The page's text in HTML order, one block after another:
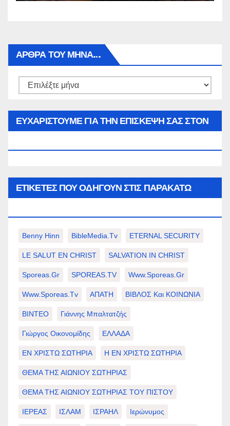
ΑΡΘΡΑ ΤΟΥ ΜΉΝΑ…
Αρθρα
ΕΥΧΑΡΙΣΤΟΥΜΕ ΓΙΑ ΤΗΝ ΕΠΙΣΚΕΨΗ ΣΑΣ ΣΤΟΝ
ΕΤΙΚΈΤΕΣ ΠΟΥ ΟΔΗΓΟΎΝ ΣΤΙΣ ΠΑΡΑΚΆΤΩ
Benny Hinn BibleMedia.tv ETERNAL SECURITY
LE SALUT EN CHRIST SALVATION IN CHRIST
Sporeas.gr SPOREAS.TV Www.sporeas.gr
Www.sporeas.tv ΑΠΑΤΗ ΒΙΒΛΟΣ Και ΚΟΙΝΩΝΙΑ
ΒΙΝΤΕΟ Γιάννης Μπαλτατζής
Γιώργος Οικονομίδης ΕΛΛΑΔΑ
ΕΝ ΧΡΙΣΤΩ ΣΩΤΗΡΙΑ Η ΕΝ ΧΡΙΣΤΩ ΣΩΤΗΡΙΑ
ΘΕΜΑ ΤΗΣ ΑΙΩΝΙΟΥ ΣΩΤΗΡΙΑΣ
ΘΕΜΑ ΤΗΣ ΑΙΩΝΙΟΥ ΣΩΤΗΡΙΑΣ ΤΟΥ ΠΙΣΤΟΥ
ΙΕΡΕΑΣ ΙΣΛΑΜ ΙΣΡΑΗΛ Ιερώνυμος